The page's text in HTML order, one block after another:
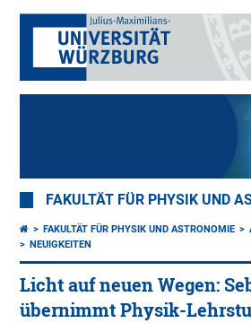
FAKULTÄT FÜR PHYSIK UND
FAKULTÄT FÜR PHYSIK UND ASTRONOMIE
NEUIGKEITEN
Licht auf neuen Wegen:
übernimmt Physik-